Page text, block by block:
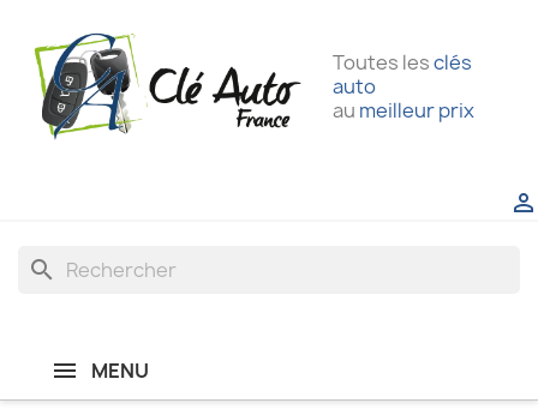
Toutes lesclés
auto
au meilleur prix

search
MENU